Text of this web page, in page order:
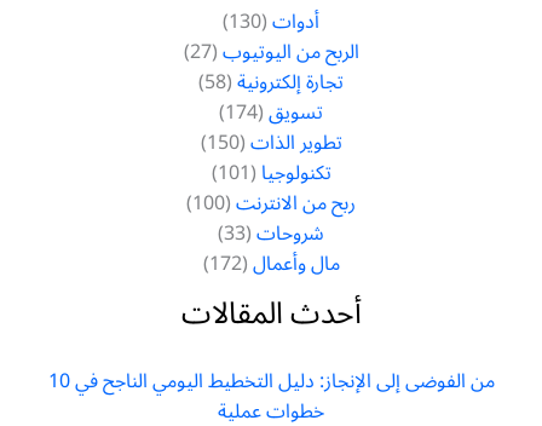
أدوات(130)
الربح من اليوتيوب(27)
تجارة إلكترونية(58)
تسويق(174)
تطوير الذات(150)
تكنولوجيا(101)
ربح من الانترنت(100)
شروحات(33)
مال وأعمال(172)
أحدث المقالات
من الفوضى إلى الإنجاز: دليل التخطيط اليومي الناجح في 10
خطوات عملية